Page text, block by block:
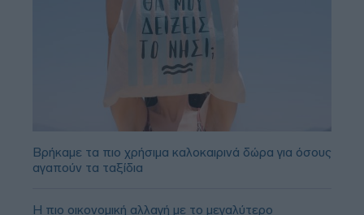
Βρήκαμε τα πιο χρήσιμα καλοκαιρινά δώρα για όσους
αγαπούν τα ταξίδια
Η πιο οικονομική αλλαγή με το μεγαλύτερο